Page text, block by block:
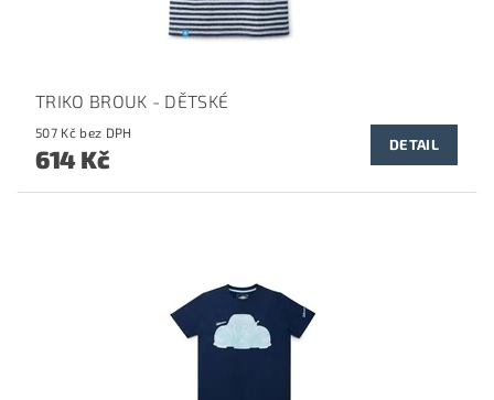
TRIKO BROUK - DĚTSKÉ
507 Kč bez DPH
614 Kč DETAIL